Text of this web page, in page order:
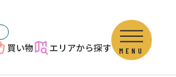
買い物 エリアから探す MENU